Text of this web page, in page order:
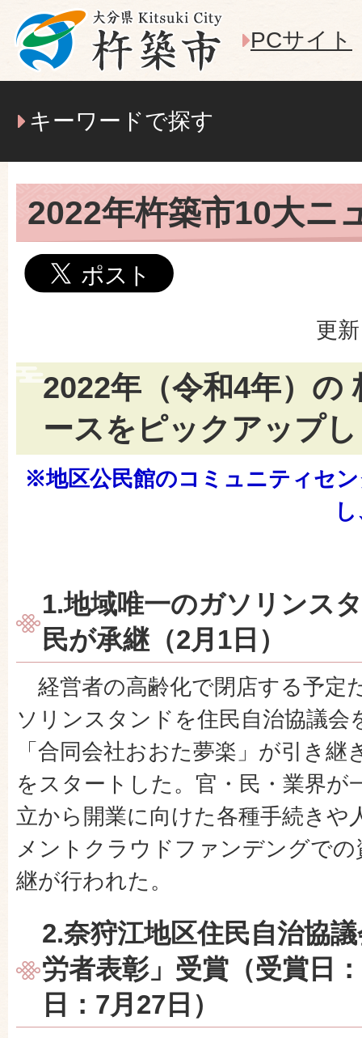
PCサイト
キーワードで探す
2022年杵築市10大ニ
更
2022年（令和4年）の
ースをピックアップ
※地区公民館のコミュニティセ
1.地域唯一のガソリンス
民が承継（2月1日）
経営者の高齢化で閉店する予定
ソリンスタンドを住民自治協議会
「合同会社おおた夢楽」が引き継
をスタートした。官・民・業界が
立から開業に向けた各種手続きや
メントクラウドファンデングで
継が行われた。
2.奈狩江地区住民自治協
労者表彰」受賞（受賞日
日：7月27日）